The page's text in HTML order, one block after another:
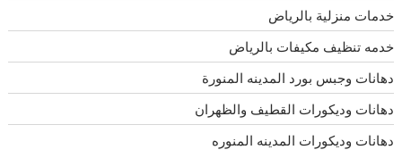
خدمات منزلية بالرياض
خدمه تنظيف مكيفات بالرياض
دهانات وجبس بورد المدينه المنورة
دهانات وديكورات القطيف والظهران
دهانات وديكورات المدينه المنوره